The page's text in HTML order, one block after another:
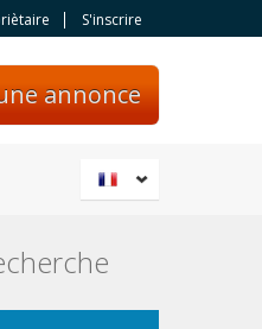
S'inscrire
annonce